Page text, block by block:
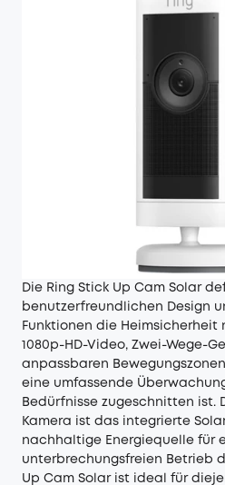
Die Ring Stick Up Cam Solar
benutzerfreundlichen Design
Funktionen die Heimsicherheit
1080p-HD-Video, Zwei-Wege-
anpassbaren
eine umfassende
Bedürfnisse zugeschnitten ist.
Kamera ist das integrierte
nachhaltige Energiequelle für
unterbrechungsfreien Betrieb
Up Cam Solar ist ideal für